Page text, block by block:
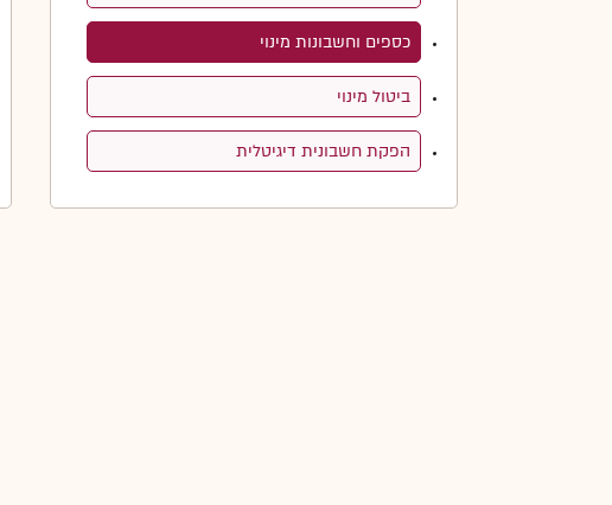
כספים וחשבונות מינוי
ביטול מינוי
הפקת חשבונית דיגיטלית